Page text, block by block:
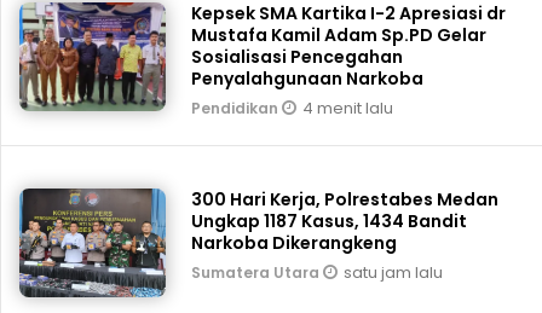
Kepsek SMA Kartika I-2 Apresiasi dr
Mustafa Kamil Adam Sp.PD Gelar
Sosialisasi Pencegahan
Penyalahgunaan Narkoba
Pendidikan 4 menit lalu
300 Hari Kerja, Polrestabes Medan
Ungkap 1187 Kasus, 1434 Bandit
Narkoba Dikerangkeng
Sumatera Utara satu jam lalu